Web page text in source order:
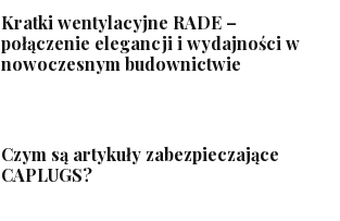
Kratki wentylacyjne RADE –
połączenie elegancji i wydajności w
nowoczesnym budownictwie
Czym są artykuły zabezpieczające
CAPLUGS?